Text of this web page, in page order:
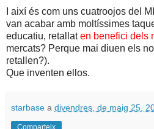
I així és com uns cuatroojos del
van acabar amb moltíssimes
educatiu, retallaten benefici dels
mercats? Perque mai diuen els
retallen?).
Que inventen ellos.
starbase a divendres, de maig 25,